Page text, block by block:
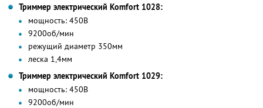
Триммер электрический Komfort 1028:
мощность: 450В
9200об/мин
режущий диаметр 350мм
леска 1,4мм
Триммер электрический Komfort 1029:
мощность: 450В
9200об/мин